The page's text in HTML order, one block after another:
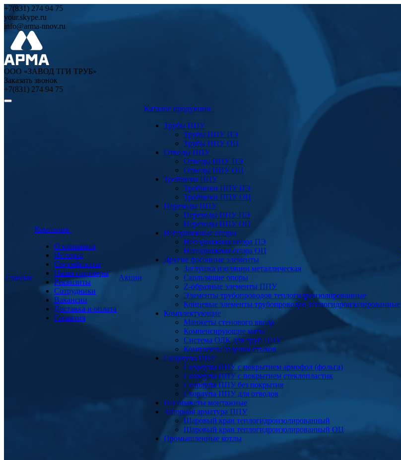
+7(831) 274 94 75
your.skype.ru
info@arma-nnov.ru
ООО «ЗАВОД ТГИ ТРУБ»
Заказать звонок
+7(831) 274 94 75
Главная
Компания
О компании
История
Сертификаты
Наши партнеры
Реквизиты
Сотрудники
Вакансии
Доставка и оплата
Гарантия
Акции
Каталог продукции
Трубы ППУ
Трубы ППУ ПЭ
Трубы ППУ ОЦ
Отводы ППУ
Отводы ППУ ПЭ
Отводы ППУ ОЦ
Тройники ППУ
Тройники ППУ ПЭ
Тройники ППУ ОЦ
Переходы ППУ
Переходы ППУ ПЭ
Переходы ППУ ОЦ
Неподвижные опоры
Неподвижная опора ПЭ
Неподвижная опора ОЦ
Другие фасонные элементы
Заглушка изоляции металлическая
Скользящие опоры
Z-образные элементы ППУ
Элементы трубопроводов теплогидроизолированные
Концевые элементы трубопроводов теплогидроизолированные
Комплектующие
Манжеты стенового ввода
Компенсирующие маты
Система ОДК для труб ППУ
Комплекты заделки стыков
Скорлупа ППУ
Скорлупа ППУ с покрытием армофол (фольга)
Скорлупа ППУ с покрытием стеклопластик
Скорлупа ППУ без покрытия
Скорлупа ППУ для отводов
Пенопакеты монтажные
Запорная арматура ППУ
Шаровый кран теплогидроизолированный
Шаровый кран теплогидроизолированный ОЦ
Промышленные котлы